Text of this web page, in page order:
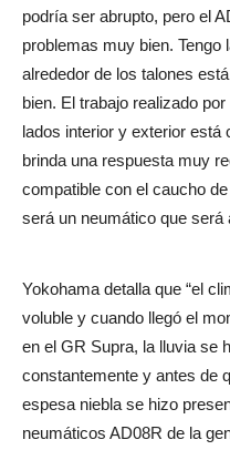
podría ser abrupto, pero el
problemas muy bien. Tengo
alrededor de los talones
bien. El trabajo realizado
lados interior y exterior está
brinda una respuesta muy
compatible con el caucho
será un neumático que será
Yokohama detalla que “el
voluble y cuando llegó el
en el GR Supra, la lluvia se
constantemente y antes de
espesa niebla se hizo
neumáticos AD08R de la